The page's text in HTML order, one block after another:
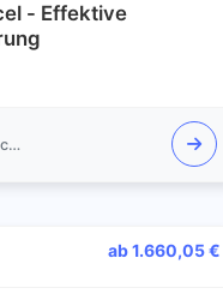
- Effektive
New Elements GmbH / IT-Schulungen.com
ab 1.660,05 €